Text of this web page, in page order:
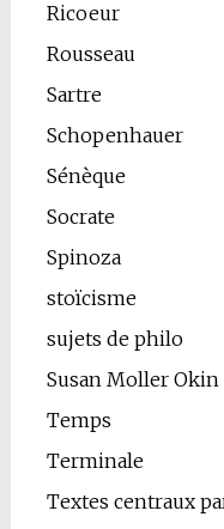
Ricoeur
Rousseau
Sartre
Schopenhauer
Sénèque
Socrate
Spinoza
stoïcisme
sujets de philo
Susan Moller Okin
Temps
Terminale
Textes centraux